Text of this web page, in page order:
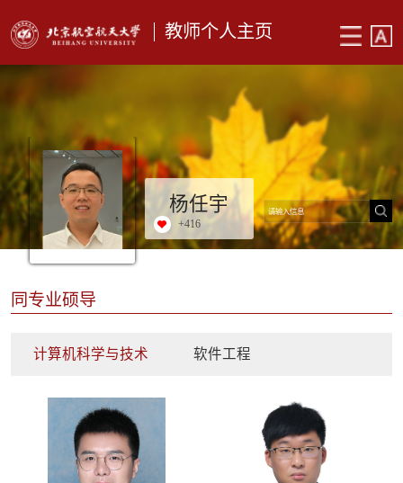
教师个人主页
杨任宇
+416
同专业硕导
计算机科学与技术 软件工程